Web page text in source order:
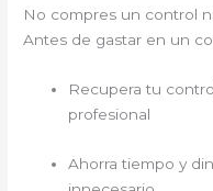
No compres un control
Antes de gastar en un
Recupera tu
profesional
Ahorra tiempo y